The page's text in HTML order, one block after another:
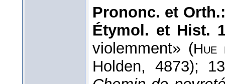
Prononc. et Orth.:
Étymol. et Hist.
violemment» (Hue
Holden, 4873);